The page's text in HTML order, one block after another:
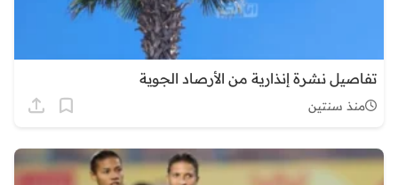
تفاصيل نشرة إنذارية من الأرصاد الجوية
منذ سنتين